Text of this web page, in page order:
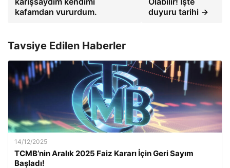
kafamdan vururdum.
duyuru tarihi →
Tavsiye Edilen Haberler
14/12/2025
TCMB’nin Aralık 2025 Faiz Kararı İçin Geri Sayım
Başladı!